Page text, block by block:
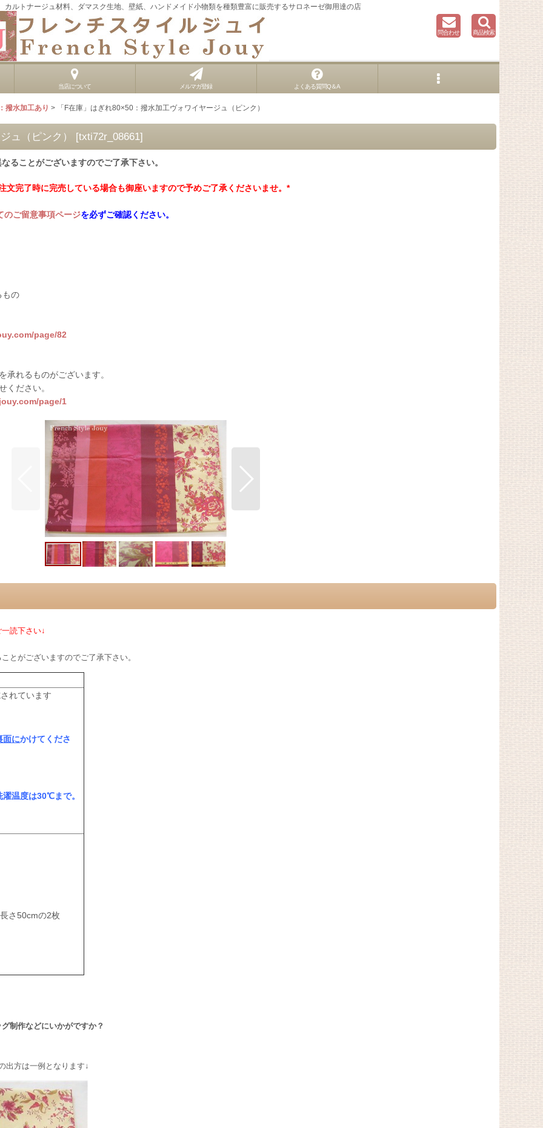
カルトナージュ材料、ダマスク生地、壁紙、ハンドメイド小物類を種類豊富に販売するサロネーゼ御用達の店
問合わせ 商品検索
当店について メルマガ登録 よくある質問Q＆A
撥水加工あり > 「F在庫」はぎれ80×50：撥水加工ヴォワイヤージュ（ピンク）
ュ（ピンク） [txti72r_08661]
ることがございますのでご了承下さい。
完了時に完売している場合も御座いますので予めご了承くださいませ。*
のご留意事項ページを必ずご確認ください。
もの
page/82
承れるものがございます。
ください。
page/1
読下さい↓
とがございますのでご了承下さい。
れています
面にかけてくださ
温度は30℃まで。
さ50cmの2枚
制作などにいかがですか？
出方は一例となります↓